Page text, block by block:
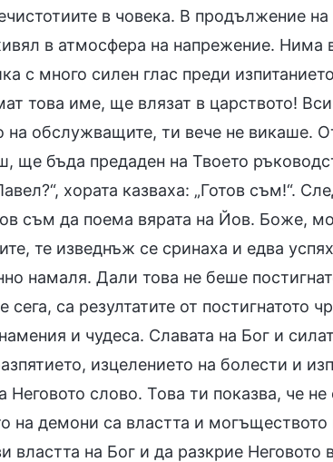
в човека. В продължение
в атмосфера на напрежение. Нима
с много силен глас преди
това име, ще влязат в царството!
на обслужващите, ти вече не викаше.
ще бъда предаден на Твоето
хората казваха: „Готов съм!“.
съм да поема вярата на Йов. Боже,
те изведнъж се сринаха и едва
намаля. Дали това не беше
сега, са резултатите от
и чудеса. Славата на Бог и
изцелението на болести и
Неговото слово. Това ти показва, че
на демони са властта и
властта на Бог и да разкрие